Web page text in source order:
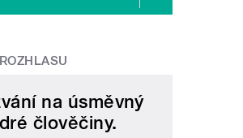
na úsměvný
člověčiny.